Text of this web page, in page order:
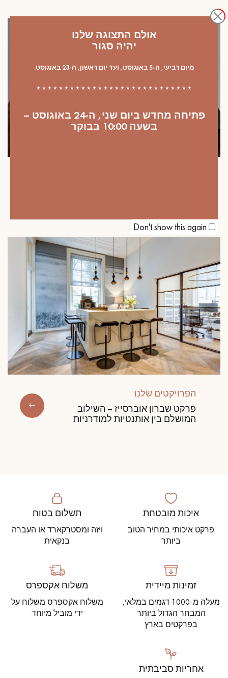
הפרויקטים שלנו
פרקט שברון אוברסייז – השילוב
המושלם בין אותנטיות למודרניות
איכות מובטחת
פרקט איכותי במחיר הטוב
ביותר
תשלום בטוח
ויזה ומסטרקארד או העברה
בנקאית
זמינות מיידית
מעלה מ-1000 דגמים במלאי,
המבחר הגדול ביותר
בפרקטים בארץ
משלוח אקספרס
משלוח אקספרס משלוח על
ידי מוביל מיוחד
אחריות סביבתית
אולם התצוגה שלנו
יהיה סגור
מיום רביעי, ה-5 באוגוסט, ועד יום ראשון, ה-23 באוגוסט.
****************************
פתיחה מחדש ביום שני, ה-24 באוגוסט –
בשעה 10:00 בבוקר
Don't show this again